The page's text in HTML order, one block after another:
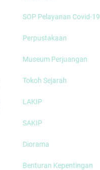
SOP Pelayanan Covid-19
Perpustakaan
Museum Perjuangan
Tokoh Sejarah
LAKIP
SAKIP
Diorama
Benturan Kepentingan